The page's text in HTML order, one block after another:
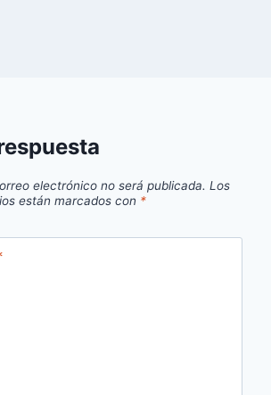
electrónico no será publicada. Los
están marcados con *